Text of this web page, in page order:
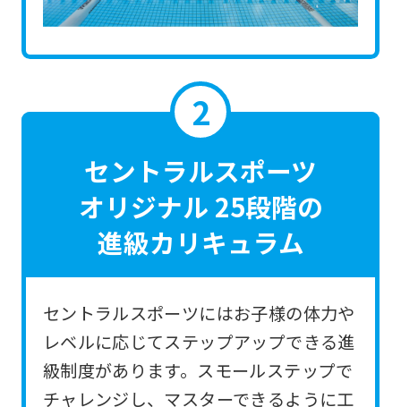
セントラルスポーツ
オリジナル 25段階の
進級カリキュラム
セントラルスポーツにはお子様の体力や
レベルに応じてステップアップできる進
級制度があります。スモールステップで
チャレンジし、マスターできるように工
the
(start
automatic
translation)
to
return
to
the
page.
However,
if